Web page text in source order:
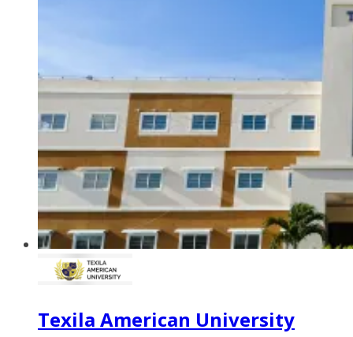
Texila American University